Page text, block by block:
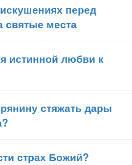
перед
святые места
истинной любви к
стяжать дары
страх Божий?